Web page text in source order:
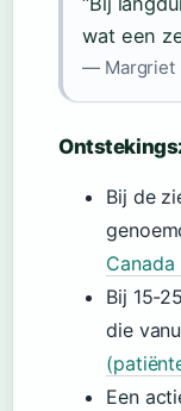
wat een
— Margriet
Bij de
Bij 15-
die
Een